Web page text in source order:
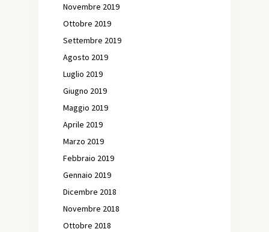
Novembre 2019
Ottobre 2019
Settembre 2019
Agosto 2019
Luglio 2019
Giugno 2019
Maggio 2019
Aprile 2019
Marzo 2019
Febbraio 2019
Gennaio 2019
Dicembre 2018
Novembre 2018
Ottobre 2018